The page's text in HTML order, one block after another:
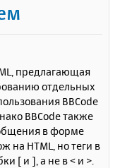
предлагающая
отдельных
BBCode
BBCode также
в форме
на HTML, но теги в
[ и ], а не в < и >.